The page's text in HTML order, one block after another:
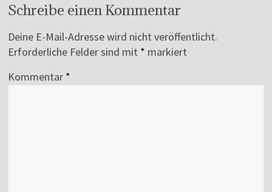
Schreibe einen Kommentar
Deine E-Mail-Adresse wird nicht veröffentlicht.
Erforderliche Felder sind mit * markiert
Kommentar *